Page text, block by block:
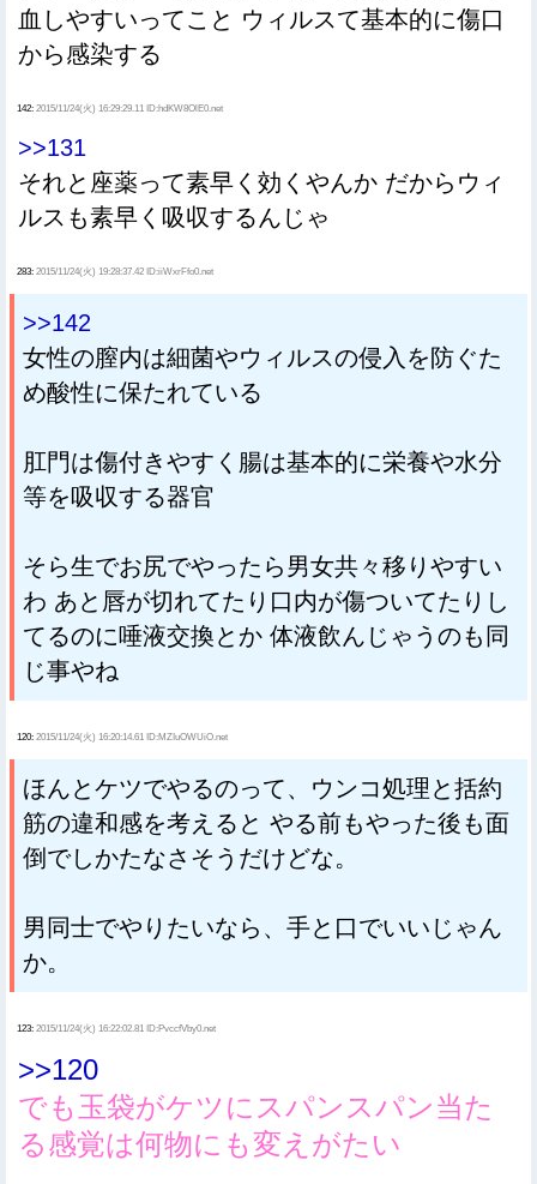
血しやすいってこと ウィルスて基本的に傷口
から感染する
142: 2015/11/24(火) 16:29:29.11 ID:hdKW8OlE0.net
>>131
それと座薬って素早く効くやんか だからウィ
ルスも素早く吸収するんじゃ
283: 2015/11/24(火) 19:28:37.42 ID:iiWxrFfo0.net
>>142
女性の膣内は細菌やウィルスの侵入を防ぐた
め酸性に保たれている
肛門は傷付きやすく腸は基本的に栄養や水分
等を吸収する器官
そら生でお尻でやったら男女共々移りやすい
わ あと唇が切れてたり口内が傷ついてたりし
てるのに唾液交換とか 体液飲んじゃうのも同
じ事やね
120: 2015/11/24(火) 16:20:14.61 ID:MZIuOWUiO.net
ほんとケツでやるのって、ウンコ処理と括約
筋の違和感を考えると やる前もやった後も面
倒でしかたなさそうだけどな。
男同士でやりたいなら、手と口でいいじゃん
か。
123: 2015/11/24(火) 16:22:02.81 ID:PvccfVby0.net
>>120
でも玉袋がケツにスパンスパン当た
る感覚は何物にも変えがたい